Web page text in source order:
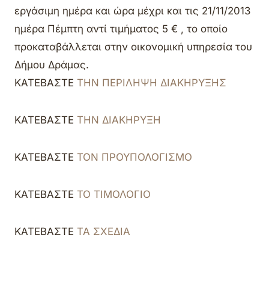
εργάσιμη ημέρα και ώρα μέχρι και τις 21/11/2013
ημέρα Πέμπτη αντί τιμήματος 5 € , το οποίο
προκαταβάλλεται στην οικονομική υπηρεσία του
Δήμου Δράμας.
ΚΑΤΕΒΑΣΤΕ ΤΗΝ ΠΕΡΙΛΗΨΗ ΔΙΑΚΗΡΥΞΗΣ
ΚΑΤΕΒΑΣΤΕ ΤΗΝ ΔΙΑΚΗΡΥΞΗ
ΚΑΤΕΒΑΣΤΕ ΤΟΝ ΠΡΟΥΠΟΛΟΓΙΣΜΟ
ΚΑΤΕΒΑΣΤΕ ΤΟ ΤΙΜΟΛΟΓΙΟ
ΚΑΤΕΒΑΣΤΕ ΤΑ ΣΧΕΔΙΑ